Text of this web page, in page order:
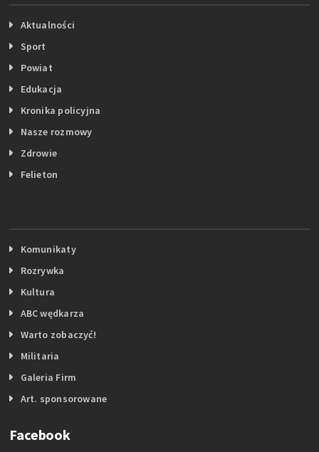
Aktualności
Sport
Powiat
Edukacja
Kronika policyjna
Nasze rozmowy
Zdrowie
Felieton
Komunikaty
Rozrywka
Kultura
ABC wędkarza
Warto zobaczyć!
Militaria
Galeria Firm
Art. sponsorowane
Facebook